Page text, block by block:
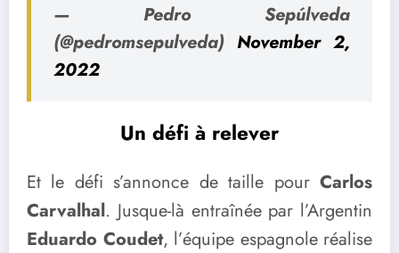
— Pedro Sepúlveda
(@pedromsepulveda) November 2,
2022
Un défi à relever
Et le défi s’annonce de taille pour Carlos
Carvalhal. Jusque-là entraînée par l’Argentin
Eduardo Coudet, l’équipe espagnole réalise